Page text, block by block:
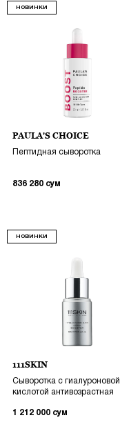
НОВИНКИ
PAULA'S CHOICE
Пептидная сыворотка
836 280 сум
НОВИНКИ
111SKIN
Сыворотка с гиалуроновой
кислотой антивозрастная
1 212 000 сум